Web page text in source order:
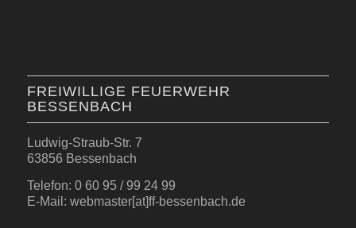
FREIWILLIGE FEUERWEHR
BESSENBACH
Ludwig-Straub-Str. 7
63856 Bessenbach
Telefon: 0 60 95 / 99 24 99
E-Mail: webmaster[at]ff-bessenbach.de